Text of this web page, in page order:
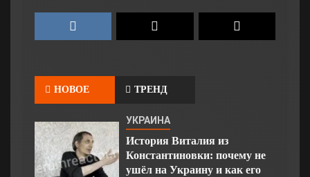
НОВОЕ ТРЕНД
УКРАИНА
История Виталия из
Константиновки: почему не
ушёл на Украину и как его